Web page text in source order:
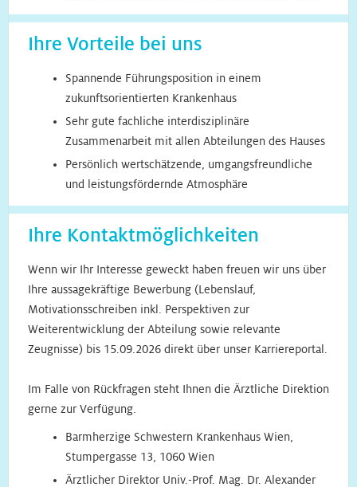
Ihre Vorteile bei uns
Spannende Führungsposition in einem
zukunftsorientierten Krankenhaus
Sehr gute fachliche interdisziplinäre
Zusammenarbeit mit allen Abteilungen des Hauses
Persönlich wertschätzende, umgangsfreundliche
und leistungsfördernde Atmosphäre
Ihre Kontaktmöglichkeiten
Wenn wir Ihr Interesse geweckt haben freuen wir uns über
Ihre aussagekräftige Bewerbung (Lebenslauf,
Motivationsschreiben inkl. Perspektiven zur
Weiterentwicklung der Abteilung sowie relevante
Zeugnisse) bis 15.09.2026 direkt über unser Karriereportal.
Im Falle von Rückfragen steht Ihnen die Ärztliche Direktion
gerne zur Verfügung.
Barmherzige Schwestern Krankenhaus Wien,
Stumpergasse 13, 1060 Wien
Ärztlicher Direktor Univ.-Prof. Mag. Dr. Alexander